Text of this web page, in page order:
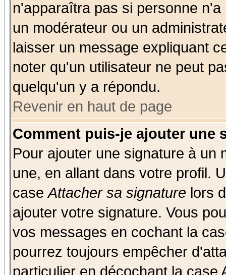
n'apparaîtra pas si personne
un modérateur ou un
laisser un message expliquant
noter qu'un utilisateur ne peut
quelqu'un y a répondu.
Revenir en haut de page
Comment puis-je ajouter une
Pour ajouter une signature à un
une, en allant dans votre profil.
caseAttacher sa signature lors
ajouter votre signature. Vous
vos messages en cochant la
pourrez toujours empêcher
particulier en décochant la case